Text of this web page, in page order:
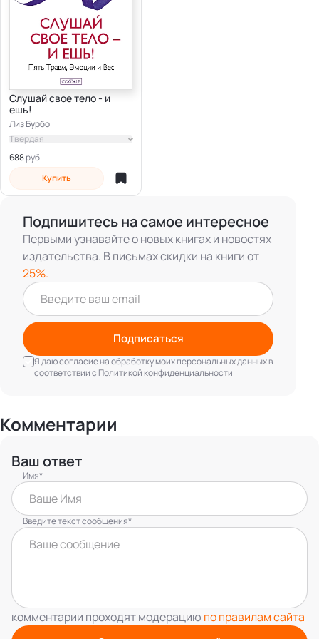
Слушай свое тело - и
ешь!
Лиз Бурбо
688
Твердая
Купить
Подпишитесь на самое интересное
Первыми узнавайте о новых книгах и новостях
издательства. В письмах скидки на книги от
25%.
Подписаться
Я даю согласие на обработку моих персональных данных в
соответствии с Политикой конфиденциальности
Комментарии
Ваш ответ
Имя*
Введите текст сообщения*
комментарии проходят модерацию по правилам сайта